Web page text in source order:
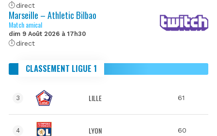
direct
Marseille – Athletic Bilbao
Match amical
dim 9 Août 2026 à 17h30
direct
CLASSEMENT LIGUE 1
3 LILLE 61
4 LYON 60